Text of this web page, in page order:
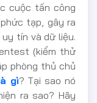
cuộc tấn công
tạp, gây ra
tín và dữ liệu.
(kiểm thử
phòng thủ chủ
gì? Tại sao nó
ra sao? Hãy